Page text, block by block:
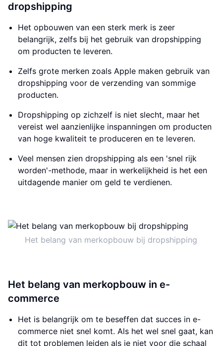
dropshipping
Het opbouwen van een sterk merk is zeer
belangrijk, zelfs bij het gebruik van dropshipping
om producten te leveren.
Zelfs grote merken zoals Apple maken gebruik van
dropshipping voor de verzending van sommige
producten.
Dropshipping op zichzelf is niet slecht, maar het
vereist wel aanzienlijke inspanningen om producten
van hoge kwaliteit te produceren en te leveren.
Veel mensen zien dropshipping als een 'snel rijk
worden'-methode, maar in werkelijkheid is het een
uitdagende manier om geld te verdienen.
Het belang van merkopbouw bij dropshipping
Het belang van merkopbouw in e-
commerce
Het is belangrijk om te beseffen dat succes in e-
commerce niet snel komt. Als het wel snel gaat, kan
dit tot problemen leiden als je niet voor die schaal